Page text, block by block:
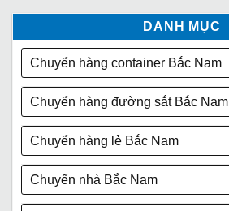
DANH MỤC
Chuyển hàng container Bắc Nam
Chuyển hàng đường sắt Bắc Nam
Chuyển hàng lẻ Bắc Nam
Chuyển nhà Bắc Nam